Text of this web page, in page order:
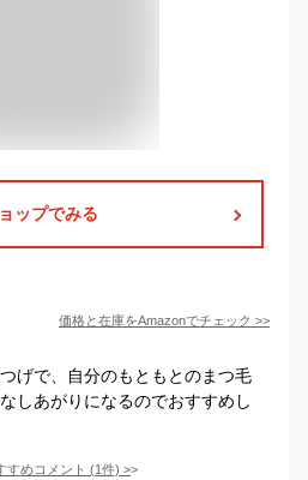
ップでみる
価格と在庫をAmazonでチェック >>
げで、自分のもともとのまつ毛
しあがりになるのでおすすめし
すめコメント (1件) >